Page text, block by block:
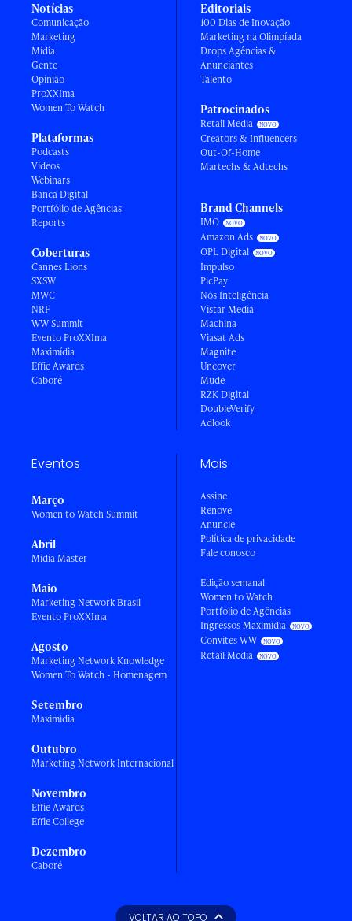
Notícias
Comunicação
Marketing
Mídia
Gente
Opinião
ProXXIma
Women To Watch
Plataformas
Podcasts
Vídeos
Webinars
Banca Digital
Portfólio de Agências
Reports
Coberturas
Cannes Lions
SXSW
MWC
NRF
WW Summit
Evento ProXXIma
Maximídia
Effie Awards
Caboré
Editoriais
100 Dias de Inovação
Marketing na Olimpíada
Drops Agências &
Anunciantes
Talento
Patrocinados
Retail Media
Creators & Influencers
Out-Of-Home
Martechs & Adtechs
Brand Channels
IMO
Amazon Ads
OPL Digital
Impulso
PicPay
Nós Inteligência
Vistar Media
Machina
Viasat Ads
Magnite
Uncover
Mude
RZK Digital
DoubleVerify
Adlook
Eventos
Março
Women to Watch Summit
Abril
Mídia Master
Maio
Marketing Network Brasil
Evento ProXXIma
Agosto
Marketing Network Knowledge
Women To Watch - Homenagem
Setembro
Maximídia
Outubro
Marketing Network Internacional
Novembro
Effie Awards
Effie College
Dezembro
Caboré
Mais
Assine
Renove
Anuncie
Política de privacidade
Fale conosco
Edição semanal
Women to Watch
Portfólio de Agências
Ingressos Maximídia
Convites WW
Retail Media
VOLTAR AO TOPO